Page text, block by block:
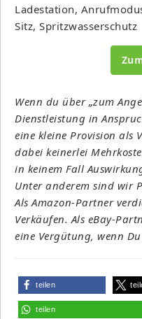
Ladestation,
Sitz, Spritzwasserschutz
Wenn du über „zum
Dienstleistung in
eine kleine Provision als
dabei keinerlei
in keinem Fall
Unter anderem sind wir
Als Amazon-Partner
Verkäufen. Als eBay-
eine Vergütung, wenn
teilen
teilen